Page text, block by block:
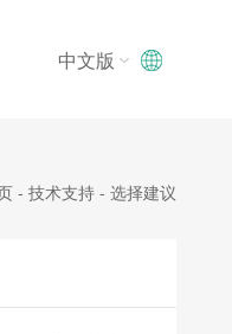
中文版
中文版
- 技术支持- 选择建议